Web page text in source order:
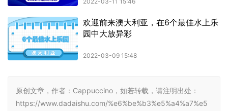
原创文章，作者：Cappuccino，如若转载，请注明出处：
https://www.dadaishu.com/%e6%be%b3%e5%a4%a7%e5